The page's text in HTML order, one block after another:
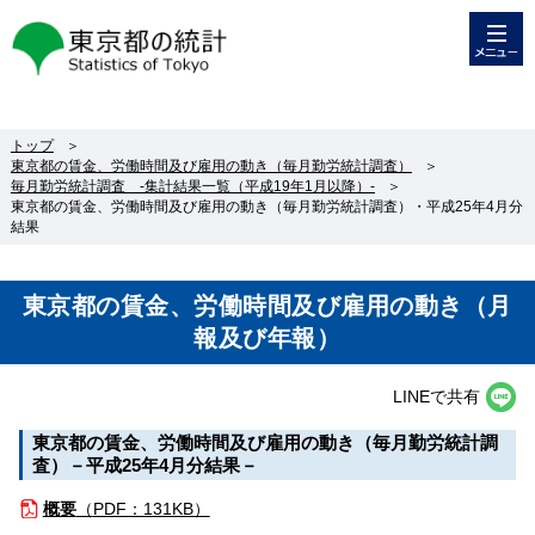
東京都の統計
トップ
＞
東京都の賃金、労働時間及び雇用の動き（毎月勤労統計調査）
＞
毎月勤労統計調査 -集計結果一覧（平成19年1月以降）-
＞
東京都の賃金、労働時間及び雇用の動き（毎月勤労統計調査）・平成25年4月分
結果
東京都の賃金、労働時間及び雇用の動き（月
報及び年報）
LINEで共有
東京都の賃金、労働時間及び雇用の動き（毎月勤労統計調
査）－平成25年4月分結果－
概要（PDF：131KB）